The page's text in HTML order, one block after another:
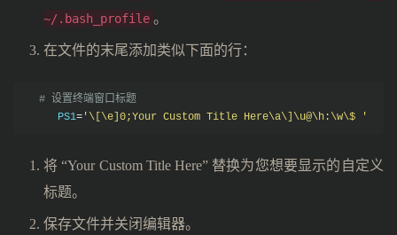
~/.bash_profile 。
在文件的末尾添加类似下面的行：
# 设置终端窗口标题
     PS1
= '\[\e]0;Your Custom Title Here\a\]\u@\h:\w\$ '
将 “Your Custom Title Here” 替换为您想要显示的自定义
标题。
保存文件并关闭编辑器。